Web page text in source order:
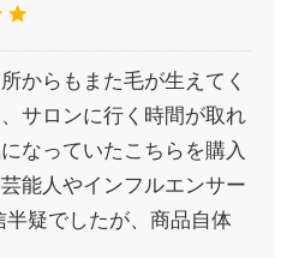
からもまた毛が生えてく
サロンに行く時間が取れ
なっていたこちらを購入
能人やインフルエンサー
疑でしたが、商品自体